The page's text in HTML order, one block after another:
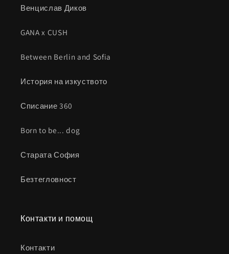
Венцислав Диков
GANA x CUSH
Between Berlin and Sofia
История на изкуството
Списание 360
Born to be... dog
Старата София
Безтегловност
Контакти и помощ
Контакти